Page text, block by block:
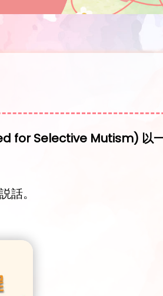
Selective Mutism) 以一
話。